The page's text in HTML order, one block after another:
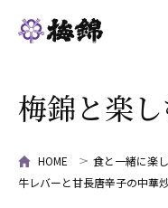
梅錦と楽
HOME 食と一緒に楽
牛レバーと甘長唐辛子の中華